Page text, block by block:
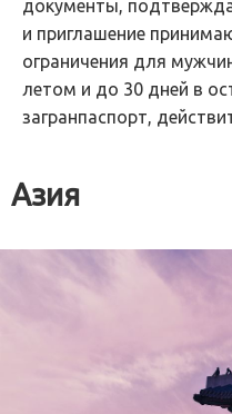
документы,
и приглашение
ограничения для
летом и до 30 дней в
загранпаспорт,
Азия